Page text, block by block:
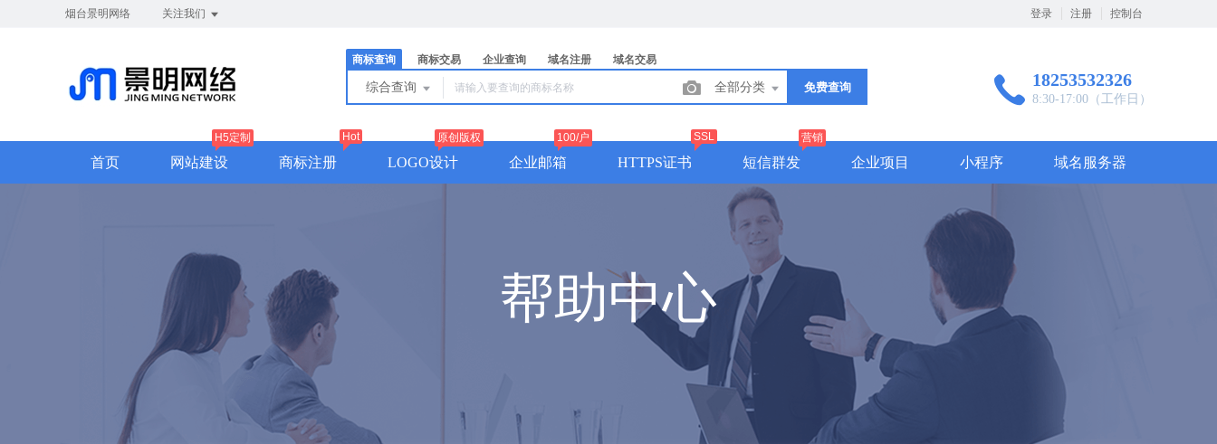
烟台景明网络 关注我们 登录 注册 控制台
商标查询 商标交易 企业查询 域名注册 域名交易
综合查询 全部分类 免费查询 18253532326
8:30-17:00（工作日）
首页 网站建设
H5定制
商标注册
Hot
LOGO设计
原创版权
企业邮箱
100/户
HTTPS证书
SSL
短信群发
营销
企业项目 小程序 域名服务器
帮助中心